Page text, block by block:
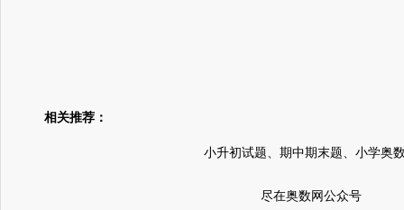
相关推荐：
小升初试题、期中期末题、小学奥
尽在奥数网公众号